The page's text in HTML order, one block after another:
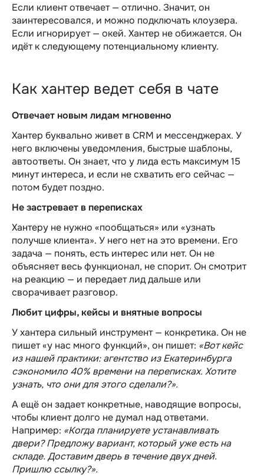
Если клиент отвечает — отлично. Значит, он
заинтересовался, и можно подключать клоузера.
Если игнорирует — окей. Хантер не обижается. Он
идёт к следующему потенциальному клиенту.
Как хантер ведет себя в чате
Отвечает новым лидам мгновенно
Хантер буквально живет в CRM и мессенджерах. У
него включены уведомления, быстрые шаблоны,
автоответы. Он знает, что у лида есть максимум 15
минут интереса, и если не схватить его сейчас —
потом будет поздно.
Не застревает в переписках
Хантеру не нужно «пообщаться» или «узнать
получше клиента». У него нет на это времени. Его
задача — понять, есть интерес или нет. Он не
объясняет весь функционал, не спорит. Он смотрит
на реакцию — и передает лид дальше или
сворачивает разговор.
Любит цифры, кейсы и внятные вопросы
У хантера сильный инструмент — конкретика. Он не
пишет «у нас много функций», он пишет: «Вот кейс
из нашей практики: агентство из Екатеринбурга
сэкономило 40% времени на переписках. Хотите
узнать, что они для этого сделали?».
А ещё он задает конкретные, наводящие вопросы,
чтобы клиент долго не думал над ответами.
Например: «Когда планируете устанавливать
двери? Предложу вариант, который уже есть на
складе. Доставим дверь в течение двух дней.
Пришлю ссылку?».